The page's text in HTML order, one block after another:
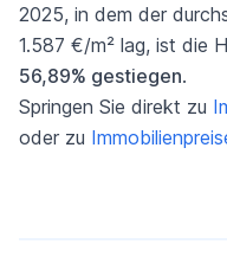
2025, in dem der
1.587 €/m² lag, ist die
56,89% gestiegen.
Springen Sie direkt zu
oder zu